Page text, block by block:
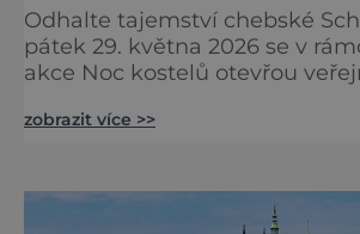
Odhalte tajemství chebské
pátek 29. května 2026 se v
akce Noc kostelů otevřou
nejzajímavějších bude
večer plný historie, hudby,
zobrazit více >>